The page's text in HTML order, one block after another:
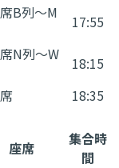
B列〜M
17:55
N列〜W
18:15
18:35
座席
集合時
間